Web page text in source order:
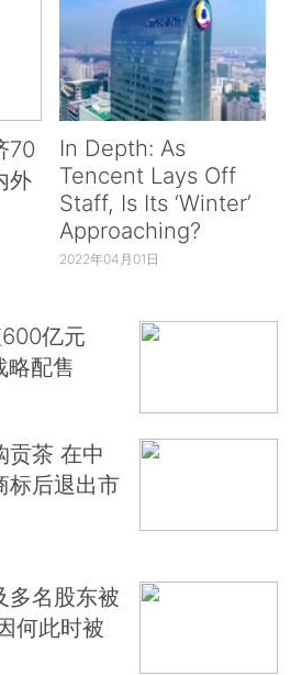
70
外
In Depth: As
Tencent Lays Off
Staff, Is Its ‘Winter’
Approaching?
2022年04月01日
亿元
略配售
贡茶 在中
标后退出市
多名股东被
何此时被